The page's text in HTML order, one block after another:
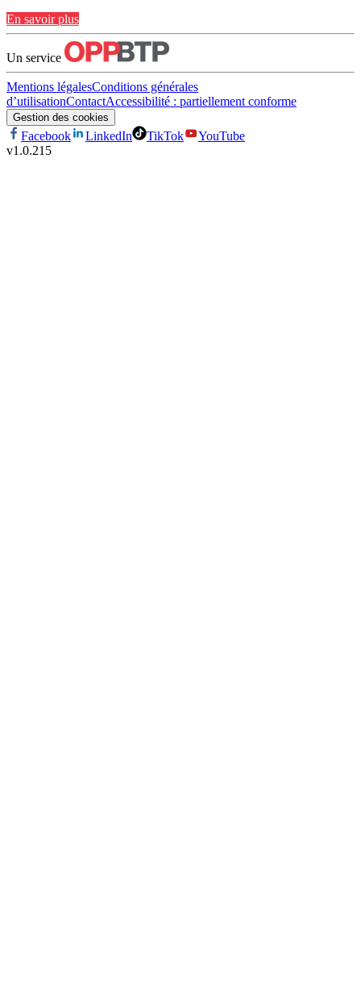
En savoir plus
Un service
Mentions légalesConditions générales
d’utilisationContactAccessibilité : partiellement conforme
Gestion des cookies
Facebook LinkedIn TikTok
YouTube
v1.0.215